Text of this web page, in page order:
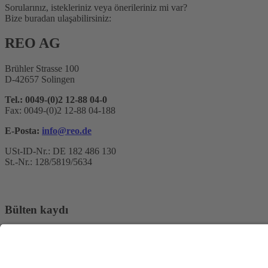
Sorularınız, istekleriniz veya önerileriniz mi var?
Bize buradan ulaşabilirsiniz:
REO AG
Brühler Strasse 100
D-42657 Solingen
Tel.: 0049-(0)2 12-88 04-0
Fax: 0049-(0)2 12-88 04-188
E-Posta: info@reo.de
USt-ID-Nr.: DE 182 486 130
St.-Nr.: 128/5819/5634
Bülten kaydı